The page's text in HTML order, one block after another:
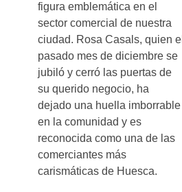
figura emblemática en el
sector comercial de nuestra
ciudad. Rosa Casals, quien el
pasado mes de diciembre se
jubiló y cerró las puertas de
su querido negocio, ha
dejado una huella imborrable
en la comunidad y es
reconocida como una de las
comerciantes más
carismáticas de Huesca.